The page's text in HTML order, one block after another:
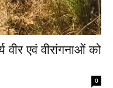
वीर एवं वीरांगनाओं को
0